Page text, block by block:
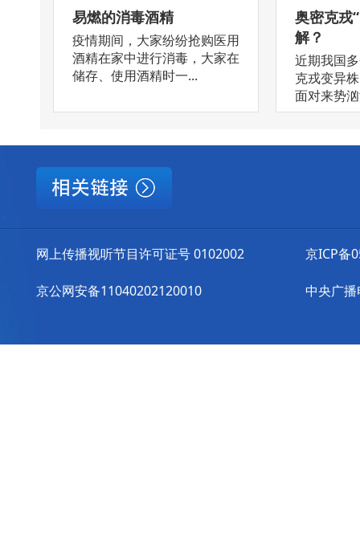
易燃的消毒酒精
疫情期间，大家纷纷抢购医用
酒精在家中进行消毒，大家在
储存、使用酒精时一...
奥密克戎
解？
近期我国
克戎变异
面对来势
网上传播视听节目许可证号 0102002
京公网安备11040202120010
京ICP备
中央广